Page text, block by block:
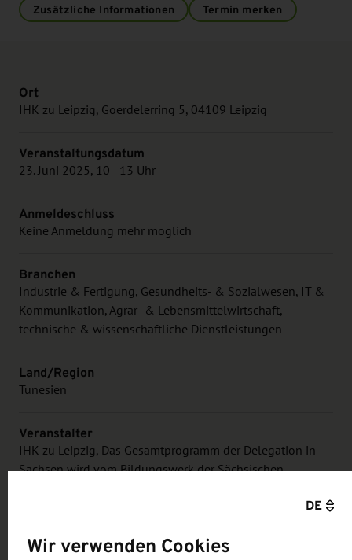
Zusätzliche Informationen
Termin merken
Ort
IHK zu Leipzig, Goerdelerring 5, 04109 Leipzig
Veranstaltungsdatum
23. Juni 2025, 10 - 13 Uhr
Anmeldeschluss
Keine Anmeldung mehr möglich
Branchen
Industrie & Fertigung, Gesundheits- & Sozialwesen, IT &
Kommunikation, Agrar- & Lebensmittelwirtschaft,
technische & wissenschaftliche Dienstleistungen
Land/Region
Tunesien
Veranstalter
IHK zu Leipzig, Das Gesamtprogramm der Delegation in
Sachsen wird vom Bildungswerk der Sächsischen
kostenfrei, Anmeldung erforderlich
DE
Wir verwenden Cookies